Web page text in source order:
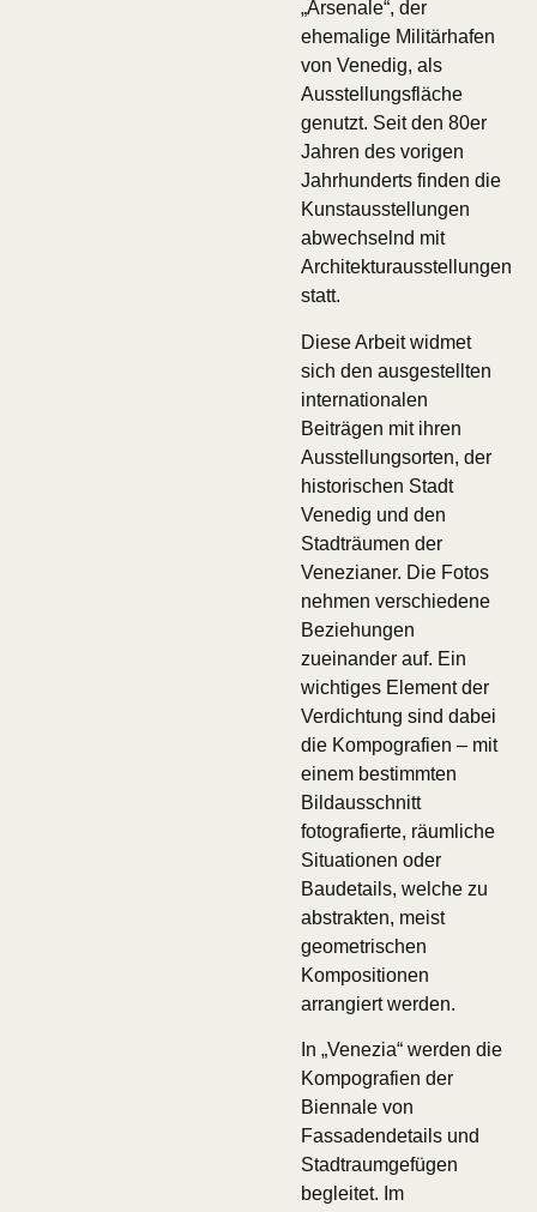
„Arsenale“, der
ehemalige Militärhafen
von Venedig, als
Ausstellungsfläche
genutzt. Seit den 80er
Jahren des vorigen
Jahrhunderts finden die
Kunstausstellungen
abwechselnd mit
Architekturausstellungen
statt.
Diese Arbeit widmet
sich den ausgestellten
internationalen
Beiträgen mit ihren
Ausstellungsorten, der
historischen Stadt
Venedig und den
Stadträumen der
Venezianer. Die Fotos
nehmen verschiedene
Beziehungen
zueinander auf. Ein
wichtiges Element der
Verdichtung sind dabei
die Kompografien – mit
einem bestimmten
Bildausschnitt
fotografierte, räumliche
Situationen oder
Baudetails, welche zu
abstrakten, meist
geometrischen
Kompositionen
arrangiert werden.
In „Venezia“ werden die
Kompografien der
Biennale von
Fassadendetails und
Stadtraumgefügen
begleitet. Im